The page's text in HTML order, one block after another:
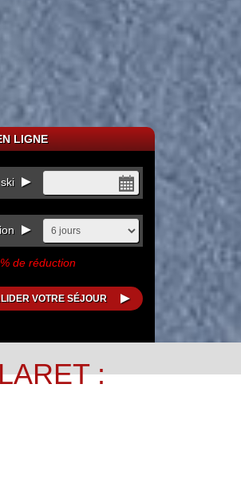
LIGNE
de réduction
: